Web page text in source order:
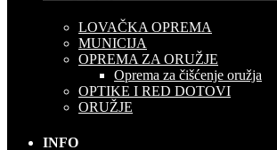
LOVAČKA OPREMA
MUNICIJA
OPREMA ZA ORUŽJE
Oprema za čišćenje oružja
OPTIKE I RED DOTOVI
ORUŽJE
INFO